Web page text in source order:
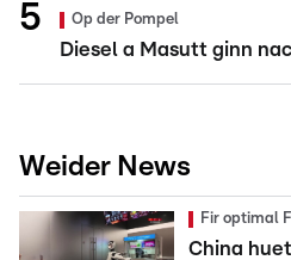
Op der Pompel
Diesel a Masutt ginn
Weider News
Fir optimal
China